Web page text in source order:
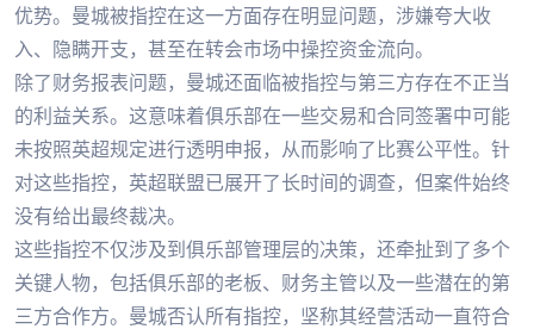
优势。曼城被指控在这一方面存在明显问题，涉嫌夸大收
入、隐瞒开支，甚至在转会市场中操控资金流向。
除了财务报表问题，曼城还面临被指控与第三方存在不正当
的利益关系。这意味着俱乐部在一些交易和合同签署中可能
未按照英超规定进行透明申报，从而影响了比赛公平性。针
对这些指控，英超联盟已展开了长时间的调查，但案件始终
没有给出最终裁决。
这些指控不仅涉及到俱乐部管理层的决策，还牵扯到了多个
关键人物，包括俱乐部的老板、财务主管以及一些潜在的第
三方合作方。曼城否认所有指控，坚称其经营活动一直符合